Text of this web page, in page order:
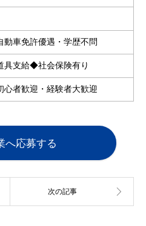
動車免許優遇・学歴不問
支給◆社会保険有り
心者歓迎・経験者大歓迎
へ応募する